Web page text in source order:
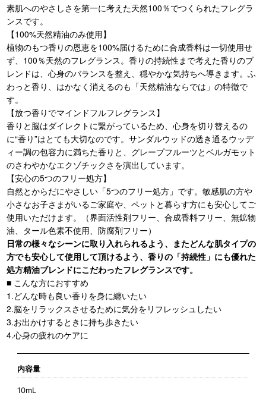
素肌へのやさしさを第一に考えた天然100％でつくられたフレグラ
ンスです。
【100%天然精油のみ使用】
植物のもつ香りの恩恵を100%届けるために合成香料は一切使用せ
ず、100％天然のフレグランス。香りの持続性まで考えた香りのブ
レンドは、心身のバランスを整え、穏やかな気持ちへ導きます。ふ
わっと香り、はかなく消えるのも「天然精油ならでは」の特徴で
す。
【放つ香りでマインドフルフレグランス】
香りと脳はダイレクトに繋がっているため、心身を切り替えるの
に“香り”はとても大切なのです。サンダルウッドの透き通るウッデ
ィー調の包容力に満ちた香りと、グレープフルーツとベルガモット
のさわやかなエクゾチックさを演出しています。
【安心の5つのフリー処方】
自然とからだにやさしい「5つのフリー処方」です。敏感肌の方や
小さなお子さまがいるご家庭や、ペットと暮らす方にも安心してご
使用いただけます。（界面活性剤フリー、合成香料フリー、無鉱物
油、タール色素不使用、防腐剤フリー）
日常の様々なシーンに取り入れられるよう、またどんな肌タイプの
方でも安心して使用して頂けるよう、香りの「持続性」にも優れた
処方精油ブレンドにこだわったフレグランスです。
■ こんな方におすすめ
1.どんな時も良い香りを身に纏いたい
2.脳をリラックスさせるために気分をリフレッシュしたい
3.お出かけするときに持ち歩きたい
4.心身の疲れのケアに
内容量
10mL